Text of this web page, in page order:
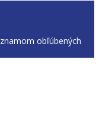
obľúbených